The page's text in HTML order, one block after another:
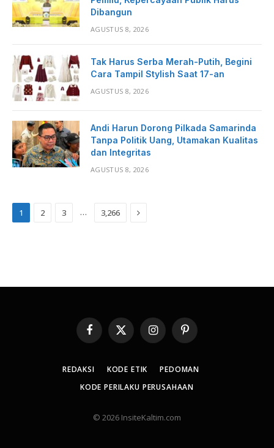
Dibangun
AGUSTUS 8, 2026
Tak Harus Serba Merah-Putih, Begini
Cara Tampil Stylish Saat 17-an
AGUSTUS 8, 2026
Andi Harun Dorong Pilkada Samarinda
Tanpa Politik Uang, Utamakan Kualitas
dan Integritas
AGUSTUS 8, 2026
1 2 3 … 3,266 Next
Facebook
X
(Twitter)
InstagramPinterest
REDAKSI KODE ETIK
PEDOMAN
KODE PERILAKU PERUSAHAAN
© 2026 InsiteKaltim.com